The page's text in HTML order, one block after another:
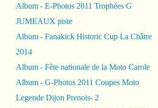
Album - E-Photos 2011 Trophées G
JUMEAUX piste
Album - Fanakick Historic Cup La Châtre
2014
Album - Fête nationale de la Moto Carole
Album - G-Photos 2011 Coupes Moto
Legende Dijon Prenois- 2